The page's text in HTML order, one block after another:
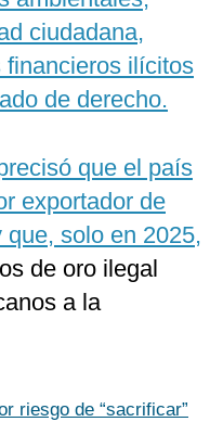
ciudadana,
financieros ilícitos
de derecho.
que el país
exportador de
solo en 2025,
de oro ilegal
a la
riesgo de “sacrificar”